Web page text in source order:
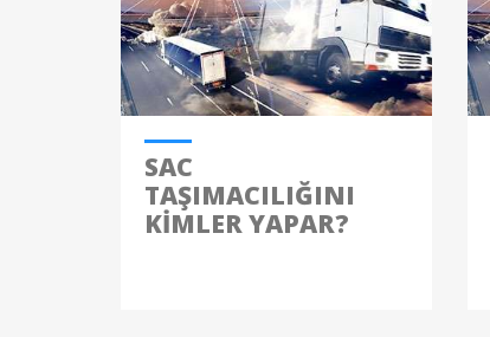
SAC
TAŞIMACILIĞINI
KIMLER YAPAR?